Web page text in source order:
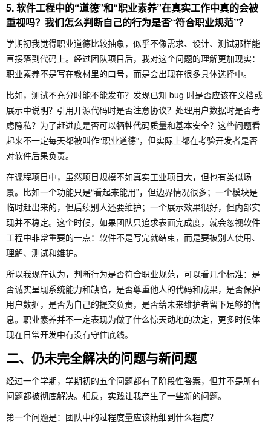
5. 软件工程中的“道德”和“职业素养”在真实工作中真的会被
重视吗？我们怎么判断自己的行为是否“符合职业规范”？
学期初我觉得职业道德比较抽象，似乎不像需求、设计、测试那样能
直接落到代码上。经过团队项目后，我对这个问题的理解更加现实：
职业素养不是写在教材里的口号，而是会出现在很多具体选择中。
比如，测试不充分时能不能发布？发现已知 bug 时是否应该在文档或
展示中说明？引用开源代码时是否注意协议？处理用户数据时是否考
虑隐私？为了赶进度是否可以牺牲代码质量和基本安全？这些问题看
起来不一定每天都被叫作“职业道德”，但实际上都在考验开发者是否
对软件后果负责。
在课程项目中，虽然项目规模不如真实工业项目大，但也有类似场
景。比如一个功能只是“看起来能用”，但边界情况很多；一个模块是
临时赶出来的，但后续别人还要维护；一个展示效果很好，但内部实
现并不稳定。这个时候，如果团队只追求表面完成度，就会忽视软件
工程中非常重要的一点：软件不是写完就结束，而是要被别人使用、
理解、测试和维护。
所以我现在认为，判断行为是否符合职业规范，可以看几个标准：是
否诚实呈现系统能力和缺陷，是否尊重他人的代码和成果，是否保护
用户数据，是否为自己的提交负责，是否给未来维护者留下足够的信
息。职业素养并不一定表现为做了什么惊天动地的决定，更多时候体
现在日常开发中有没有守住底线。
二、仍未完全解决的问题与新问题
经过一个学期，学期初的五个问题都有了阶段性答案，但并不是所有
问题都被彻底解决。相反，实践让我产生了一些新的问题。
第一个问题是：团队中的过程度量应该精细到什么程度？